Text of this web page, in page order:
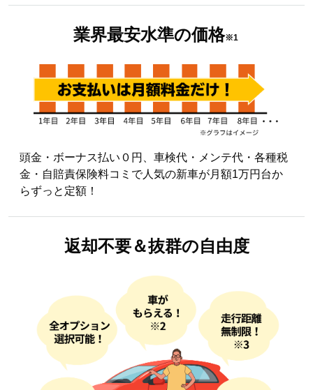
業界最安水準の価格※1
頭金・ボーナス払い０円、車検代・メンテ代・各種税
金・自賠責保険料コミで人気の新車が月額1万円台か
らずっと定額！
返却不要＆抜群の自由度